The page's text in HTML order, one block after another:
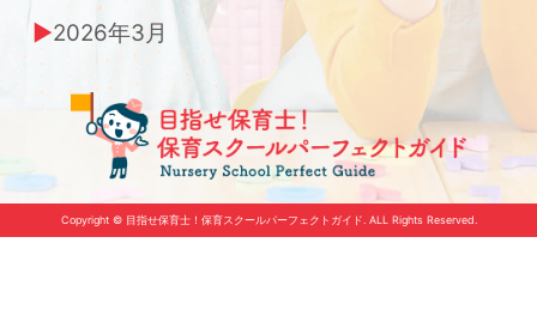
2026年3月
Copyright © 目指せ保育士！保育スクールパーフェクトガイド. ALL Rights Reserved.